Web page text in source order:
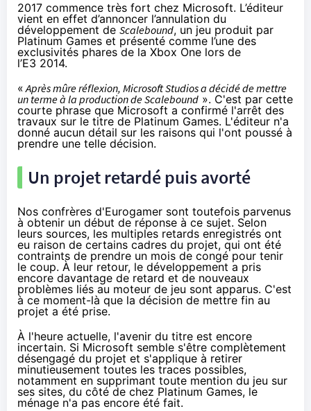
2017 commence très fort chez Microsoft. L’éditeur
vient en effet d’annoncer l’annulation du
développement de Scalebound, un jeu produit par
Platinum Games et présenté comme l’une des
exclusivités phares de la Xbox One lors de
l’E3 2014.
«Après mûre réflexion, Microsoft Studios a décidé de mettre
un terme à la production de Scalebound ». C'est par cette
courte phrase que Microsoft a confirmé l'arrêt des
travaux sur le titre de Platinum Games. L'éditeur n'a
donné aucun détail sur les raisons qui l'ont poussé à
prendre une telle décision.
Un projet retardé puis avorté
Nos confrères d'Eurogamer sont toutefois parvenus
à obtenir un début de réponse à ce sujet. Selon
leurs sources, les multiples retards enregistrés ont
eu raison de certains cadres du projet, qui ont été
contraints de prendre un mois de congé pour tenir
le coup. À leur retour, le développement a pris
encore davantage de retard et de nouveaux
problèmes liés au moteur de jeu sont apparus. C'est
à ce moment-là que la décision de mettre fin au
projet a été prise.
À l'heure actuelle, l'avenir du titre est encore
incertain. Si Microsoft semble s'être complètement
désengagé du projet et s'applique à retirer
minutieusement toutes les traces possibles,
notamment en supprimant toute mention du jeu sur
ses sites, du côté de chez Platinum Games, le
ménage n'a pas encore été fait.